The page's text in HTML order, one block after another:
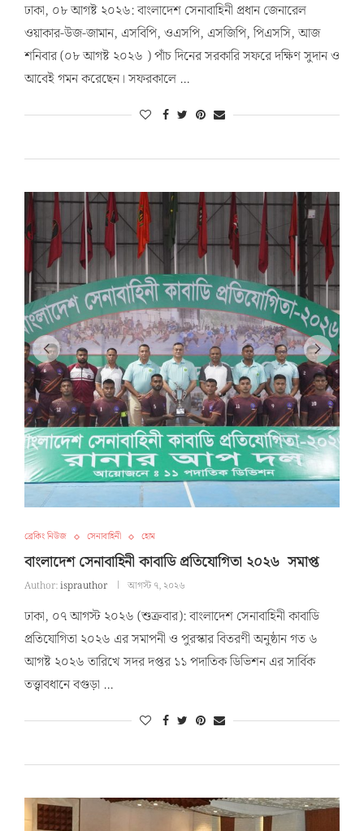
ঢাকা, ০৮ আগষ্ট ২০২৬: বাংলাদেশ সেনাবাহিনী প্রধান জেনারেল
ওয়াকার-উজ-জামান, এসবিপি, ওএসপি, এসজিপি, পিএসসি, আজ
শনিবার (০৮ আগষ্ট ২০২৬ ) পাঁচ দিনের সরকারি সফরে দক্ষিণ সুদান ও
আবেই গমন করেছেন। সফরকালে …
ব্রেকিং নিউজ সেনাবাহিনী হোম
বাংলাদেশ সেনাবাহিনী কাবাডি প্রতিযোগিতা ২০২৬ সমাপ্ত
Author:isprauthor আগস্ট ৭, ২০২৬
ঢাকা, ০৭ আগস্ট ২০২৬ (শুক্রবার): বাংলাদেশ সেনাবাহিনী কাবাডি
প্রতিযোগিতা ২০২৬ এর সমাপনী ও পুরস্কার বিতরণী অনুষ্ঠান গত ৬
আগষ্ট ২০২৬ তারিখে সদর দপ্তর ১১ পদাতিক ডিভিশন এর সার্বিক
তত্ত্বাবধানে বগুড়া …